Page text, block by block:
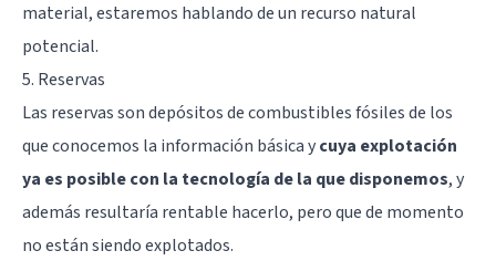
material, estaremos hablando de un recurso natural
potencial.
5. Reservas
Las reservas son depósitos de combustibles fósiles de los
que conocemos la información básica ycuya explotación
ya es posible con la tecnología de la que disponemos, y
además resultaría rentable hacerlo, pero que de momento
no están siendo explotados.